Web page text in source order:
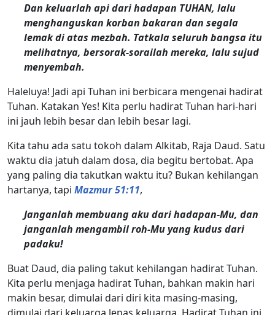
Dan keluarlah api dari hadapan TUHAN, lalu
menghanguskan korban bakaran dan segala
lemak di atas mezbah. Tatkala seluruh bangsa itu
melihatnya, bersorak-sorailah mereka, lalu sujud
menyembah.
Haleluya! Jadi api Tuhan ini berbicara mengenai hadirat
Tuhan. Katakan Yes! Kita perlu hadirat Tuhan hari-hari
ini jauh lebih besar dan lebih besar lagi.
Kita tahu ada satu tokoh dalam Alkitab, Raja Daud. Satu
waktu dia jatuh dalam dosa, dia begitu bertobat. Apa
yang paling dia takutkan waktu itu? Bukan kehilangan
hartanya, tapi Mazmur 51:11,
Janganlah membuang aku dari hadapan-Mu, dan
janganlah mengambil roh-Mu yang kudus dari
padaku!
Buat Daud, dia paling takut kehilangan hadirat Tuhan.
Kita perlu menjaga hadirat Tuhan, bahkan makin hari
makin besar, dimulai dari diri kita masing-masing,